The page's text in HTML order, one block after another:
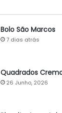
Bolo São Marcos
7 dias atrás
Quadrados
26 Junho, 2026